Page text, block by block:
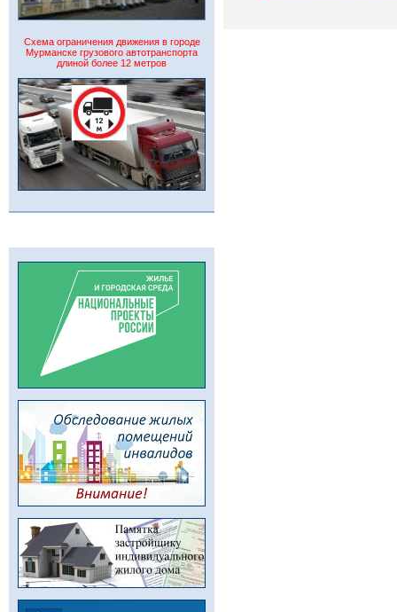
Схема ограничения движения в городе
Мурманске грузового автотранспорта
длиной более 12 метров